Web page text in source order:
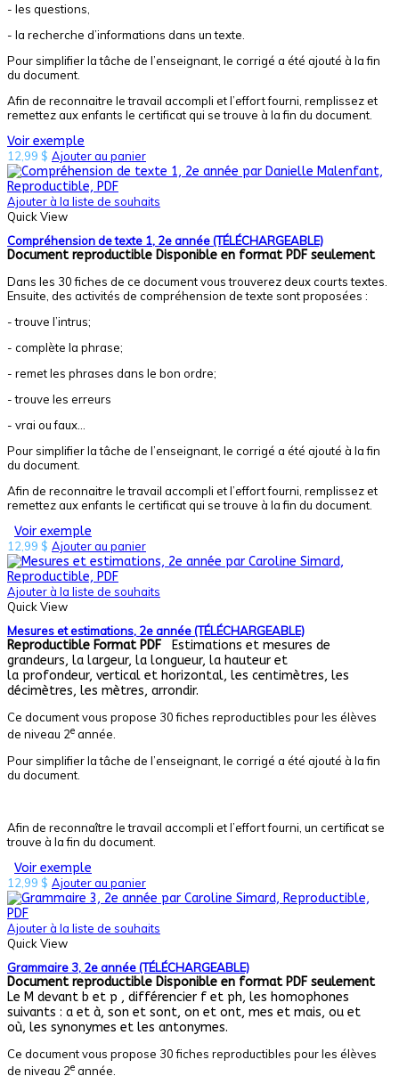
- les questions,
- la recherche d’informations dans un texte.
Pour simplifier la tâche de l’enseignant, le corrigé a été ajouté à la fin
du document.
Afin de reconnaitre le travail accompli et l’effort fourni, remplissez et
remettez aux enfants le certificat qui se trouve à la fin du document.
Voir exemple
12,99 $ Ajouter au panier
Ajouter à la liste de souhaits
Quick View
Compréhension de texte 1, 2e année (TÉLÉCHARGEABLE)
Document reproductible Disponible en format PDF seulement
Dans les 30 fiches de ce document vous trouverez deux courts textes.
Ensuite, des activités de compréhension de texte sont proposées :
- trouve l’intrus;
- complète la phrase;
- remet les phrases dans le bon ordre;
- trouve les erreurs
- vrai ou faux...
Pour simplifier la tâche de l’enseignant, le corrigé a été ajouté à la fin
du document.
Afin de reconnaitre le travail accompli et l’effort fourni, remplissez et
remettez aux enfants le certificat qui se trouve à la fin du document.
Voir exemple
12,99 $ Ajouter au panier
Ajouter à la liste de souhaits
Quick View
Mesures et estimations, 2e année (TÉLÉCHARGEABLE)
Reproductible Format PDF Estimations et mesures de
grandeurs, la largeur, la longueur, la hauteur et
la profondeur, vertical et horizontal, les centimètres, les
décimètres, les mètres, arrondir.
Ce document vous propose 30 fiches reproductibles pour les élèves
de niveau 2e année.
Pour simplifier la tâche de l’enseignant, le corrigé a été ajouté à la fin
du document.
Afin de reconnaître le travail accompli et l’effort fourni, un certificat se
trouve à la fin du document.
Voir exemple
12,99 $ Ajouter au panier
Ajouter à la liste de souhaits
Quick View
Grammaire 3, 2e année (TÉLÉCHARGEABLE)
Document reproductible Disponible en format PDF seulement
Le M devant b et p , différencier f et ph, les homophones
suivants : a et à, son et sont, on et ont, mes et mais, ou et
où, les synonymes et les antonymes.
Ce document vous propose 30 fiches reproductibles pour les élèves
de niveau 2e année.